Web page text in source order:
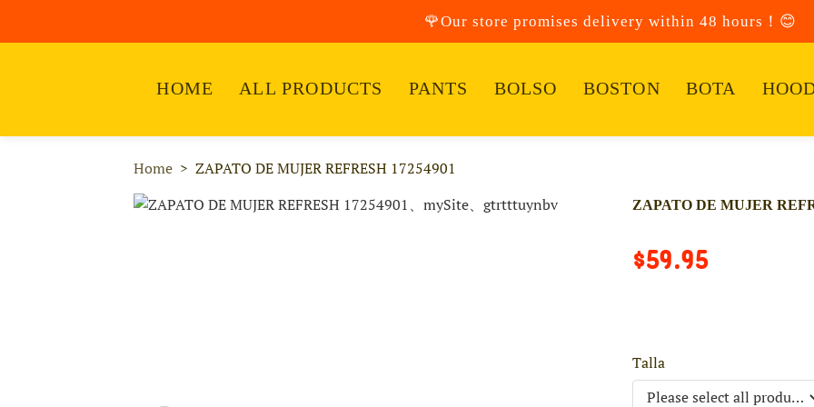
HOME ALL PRODUCTS PANTS BOLSO BOSTON BOTA
🌹Our store promises delivery within 48 hours！😊
Home ZAPATO DE MUJER REFRESH 17254901
ZAPATO DE MUJER
$59.95
Talla